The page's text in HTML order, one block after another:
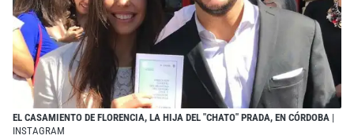
EL CASAMIENTO DE FLORENCIA, LA HIJA DEL "CHATO" PRADA, EN CÓRDOBA |
INSTAGRAM